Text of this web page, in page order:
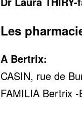
Les
A Bertrix:
CASIN, rue de
FAMILIA Bertrix